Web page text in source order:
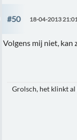
#50 18-04-2013
Volgens mij niet, kan
Grolsch, het klinkt